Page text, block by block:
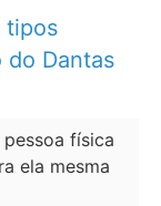
tipos
do Dantas
pessoa física
ela mesma